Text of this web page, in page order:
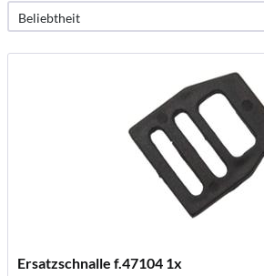
Ersatzschnalle f.47104 1x